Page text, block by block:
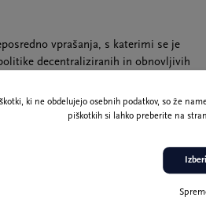
vprašanja, s katerimi se je
decentraliziranih in obnovljivih
Namen je kritično branje Teslove misli,
bi jo malikovali ali spregledali njene
ki ne obdelujejo osebnih podatkov, so že
piškotkih si lahko preberite na